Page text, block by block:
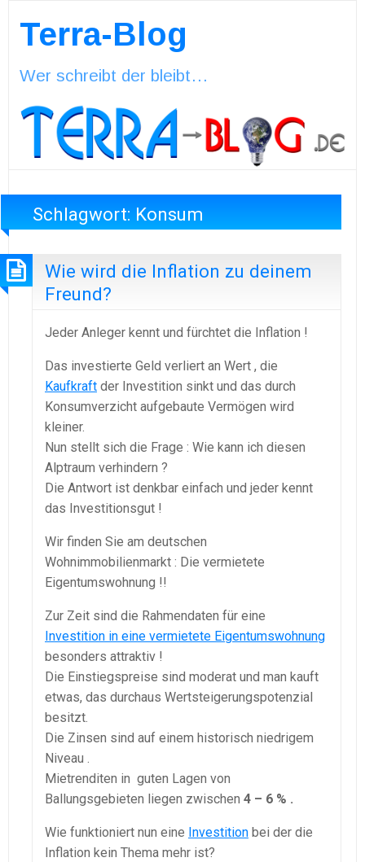
Terra-Blog
Wer schreibt der bleibt…
Schlagwort: Konsum
Wie wird die Inflation zu deinem
Freund?
Jeder Anleger kennt und fürchtet die Inflation !
Das investierte Geld verliert an Wert , die
Kaufkraft der Investition sinkt und das durch
Konsumverzicht aufgebaute Vermögen wird
kleiner.
Nun stellt sich die Frage : Wie kann ich diesen
Alptraum verhindern ?
Die Antwort ist denkbar einfach und jeder kennt
das Investitionsgut !
Wir finden Sie am deutschen
Wohnimmobilienmarkt : Die vermietete
Eigentumswohnung !!
Zur Zeit sind die Rahmendaten für eine
Investition in eine vermietete Eigentumswohnung
besonders attraktiv !
Die Einstiegspreise sind moderat und man kauft
etwas, das durchaus Wertsteigerungspotenzial
besitzt.
Die Zinsen sind auf einem historisch niedrigem
Niveau .
Mietrenditen in guten Lagen von
Ballungsgebieten liegen zwischen 4 – 6 % .
Wie funktioniert nun eine Investition bei der die
Inflation kein Thema mehr ist?